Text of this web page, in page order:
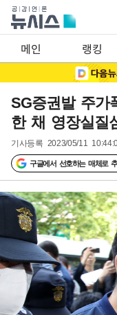
메인 랭킹
SG증권발 주가
한 채 영장실질
기사등록 2023/05/11
구글에서 선호하는 매체로